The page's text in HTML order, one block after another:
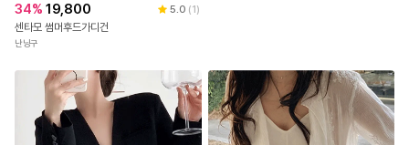
34% 19,800 5.0 (1)
센타모 썸머후드가디건
난닝구